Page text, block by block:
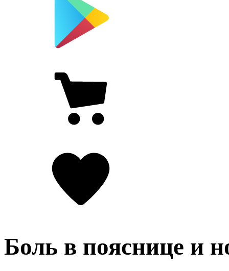
Боль в пояснице и